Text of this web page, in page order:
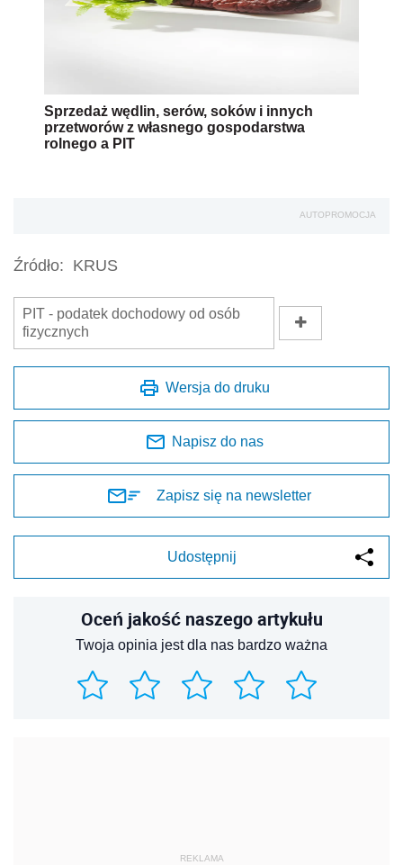
Sprzedaż wędlin, serów, soków i innych
przetworów z własnego gospodarstwa
rolnego a PIT
AUTOPROMOCJA
Źródło: KRUS
PIT - podatek dochodowy od osób
fizycznych
Wersja do druku
Napisz do nas
Zapisz się na newsletter
Udostępnij
Oceń jakość naszego artykułu
Twoja opinia jest dla nas bardzo ważna
REKLAMA